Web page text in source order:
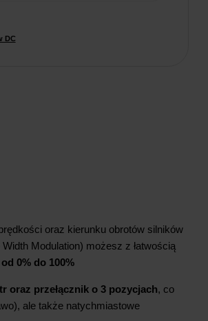
DC
oraz kierunku obrotów silników
Modulation) możesz z łatwością
0% do 100%
oraz przełącznik o 3 pozycjach, co
ale także natychmiastowe